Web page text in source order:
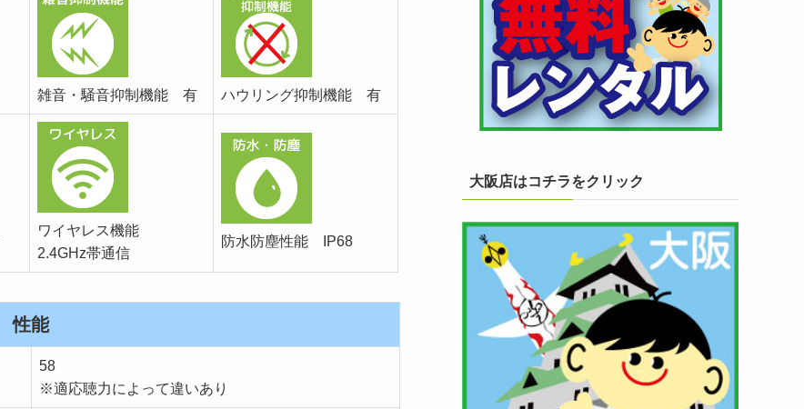
雑音・騒音抑制機能 有 ハウリング抑制機能 有
ワイヤレス機能
2.4GHz帯通信
防水防塵性能 IP68
性能
58
※適応聴力によって違いあり
大阪店はコチラをクリック